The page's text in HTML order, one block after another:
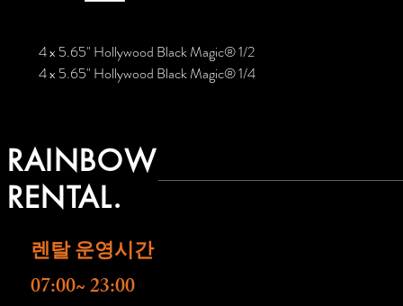
4 x 5.65" Hollywood Black Magic® 1/2
4 x 5.65" Hollywood Black Magic® 1/4
RAINBOW
RENTAL.
렌탈 운영시간
07:00~ 23:00